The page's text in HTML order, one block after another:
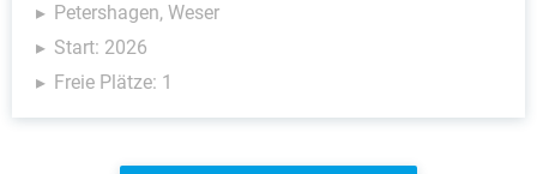
Petershagen, Weser
Start: 2026
Freie Plätze: 1